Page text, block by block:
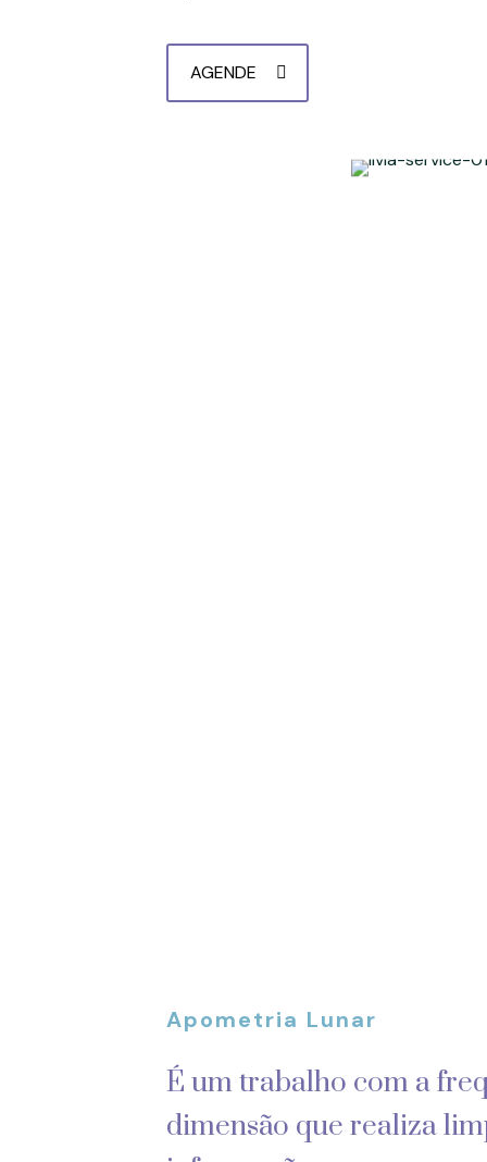
AGENDE
Apometria Lunar
É um trabalho com a
dimensão que realiza